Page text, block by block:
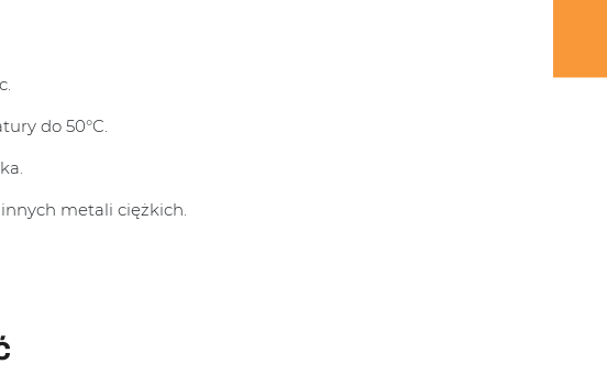
do 50°C.
metali ciężkich.